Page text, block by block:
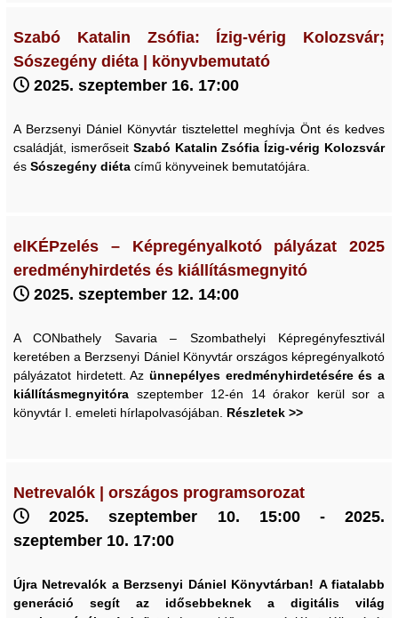
Szabó Katalin Zsófia: Ízig-vérig Kolozsvár;
Sószegény diéta | könyvbemutató
2025. szeptember 16. 17:00
A Berzsenyi Dániel Könyvtár tisztelettel meghívja Önt és kedves
családját, ismerőseit Szabó Katalin ZsófiaÍzig-vérig Kolozsvár
és Sószegény diéta című könyveinek bemutatójára.
elKÉPzelés – Képregényalkotó pályázat 2025
eredményhirdetés és kiállításmegnyitó
2025. szeptember 12. 14:00
A CONbathely Savaria – Szombathelyi Képregényfesztivál
keretében a Berzsenyi Dániel Könyvtár országos képregényalkotó
pályázatot hirdetett. Az ünnepélyes eredményhirdetésére és a
kiállításmegnyitóra szeptember 12-én 14 órakor kerül sor a
könyvtár I. emeleti hírlapolvasójában. Részletek >>
Netrevalók | országos programsorozat
2025. szeptember 10. 15:00 - 2025.
szeptember 10. 17:00
Újra Netrevalók a Berzsenyi Dániel Könyvtárban! A fiatalabb
generáció segít az idősebbeknek a digitális világ